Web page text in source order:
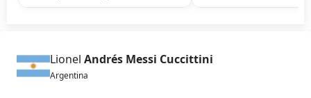
Lionel Andrés Messi Cuccittini
Argentina